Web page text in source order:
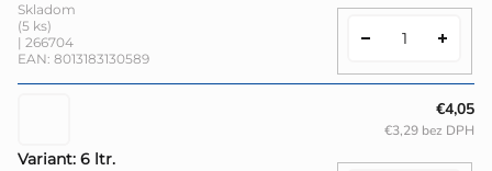
Skladom
(5 ks)
| 266704
EAN: 8013183130589
Variant: 6 ltr.
€4,05
€3,29 bez DPH